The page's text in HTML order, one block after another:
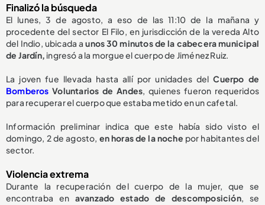
Finalizó la búsqueda
El lunes, 3 de agosto, a eso de las 11:10 de la mañana y
procedente del sector El Filo, en jurisdicción de la vereda Alto
del Indio, ubicada aunos 30 minutos de la cabecera municipal
de Jardín, ingresó a la morgue el cuerpo de Jiménez Ruiz.
La joven fue llevada hasta allí por unidades delCuerpo de
Bomberos Voluntarios de Andes , quienes fueron requeridos
para recuperar el cuerpo que estaba metido en un cafetal.
Información preliminar indica que este había sido visto el
domingo, 2 de agosto, en horas de la noche por habitantes del
sector.
Violencia extrema
Durante la recuperación del cuerpo de la mujer, que se
encontraba en avanzado estado de descomposición, se